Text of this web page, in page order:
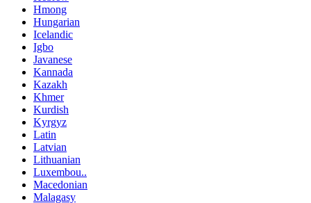
Hmong
Hungarian
Icelandic
Igbo
Javanese
Kannada
Kazakh
Khmer
Kurdish
Kyrgyz
Latin
Latvian
Lithuanian
Luxembou..
Macedonian
Malagasy